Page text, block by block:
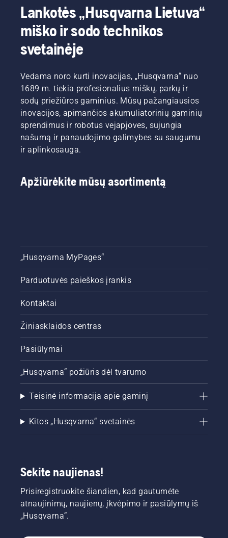
Lankotės „Husqvarna Lietuva“
miško ir sodo technikos
svetainėje
Vedama noro kurti inovacijas, „Husqvarna“ nuo
1689 m. tiekia profesionalius miškų, parkų ir
sodų priežiūros gaminius. Mūsų pažangiausios
inovacijos, apimančios akumuliatorinių gaminių
sprendimus ir robotus vejapjoves, sujungia
našumą ir panaudojimo galimybes su saugumu
ir aplinkosauga.
Apžiūrėkite mūsų asortimentą
„Husqvarna MyPages“
Parduotuvės paieškos įrankis
Kontaktai
Žiniasklaidos centras
Pasiūlymai
„Husqvarna“ požiūris dėl tvarumo
Teisinė informacija apie gaminį
Kitos „Husqvarna“ svetainės
Sekite naujienas!
Prisiregistruokite šiandien, kad gautumėte
atnaujinimų, naujienų, įkvėpimo ir pasiūlymų iš
„Husqvarna“.